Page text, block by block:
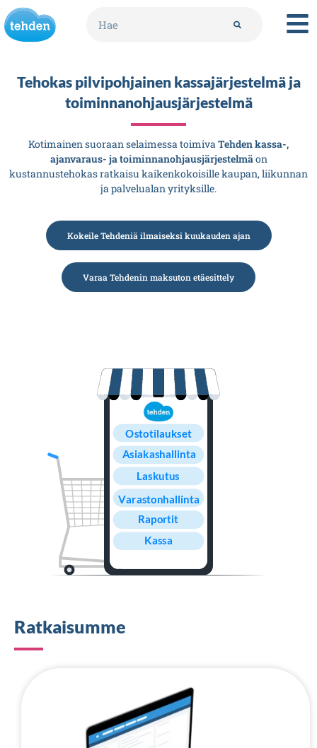
Tehokas pilvipohjainen kassajärjestelmä ja
toiminnanohjausjärjestelmä
Kotimainen suoraan selaimessa toimivaTehden kassa-,
ajanvaraus- ja toiminnanohjausjärjestelmäon
kustannustehokas ratkaisu kaikenkokoisille kaupan, liikunnan
ja palvelualan yrityksille.
Kokeile Tehdeniä ilmaiseksi kuukauden ajan
Varaa Tehdenin maksuton etäesittely
Ratkaisumme